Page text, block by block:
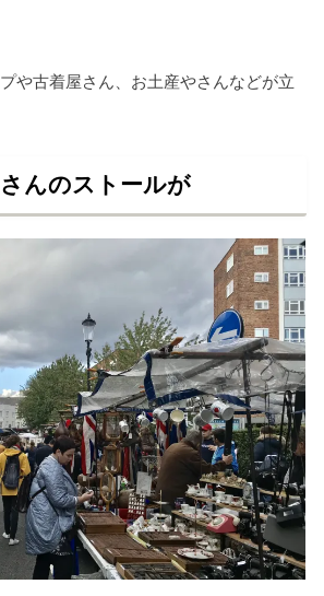
や古着屋さん、お土産やさんなどが立
んのストールが